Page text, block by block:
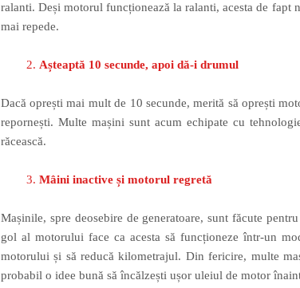
ralanti. Deși motorul funcționează la ralanti, acesta de
mai repede.
Așteaptă 10 secunde, apoi dă-i drumul
Dacă oprești mai mult de 10 secunde, merită să oprești
repornești. Multe mașini sunt acum echipate cu
răcească.
Mâini inactive și motorul regretă
Mașinile, spre deosebire de generatoare, sunt făcute
gol al motorului face ca acesta să funcționeze într-un
motorului și să reducă kilometrajul. Din fericire, multe
probabil o idee bună să încălzești ușor uleiul de motor